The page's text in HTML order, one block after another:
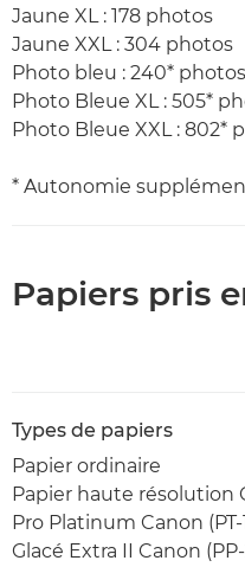
Jaune XL : 178 photos
Jaune XXL : 304 photos
Photo bleu : 240* photos
Photo Bleue XL : 505*
Photo Bleue XXL : 802*
* Autonomie
Papiers pris
Types de papiers
Papier ordinaire
Papier haute résolution
Pro Platinum Canon (PT-
Glacé Extra II Canon